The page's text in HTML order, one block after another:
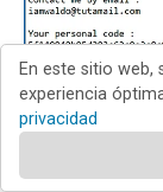
En este sitio web,
experiencia
privacidad